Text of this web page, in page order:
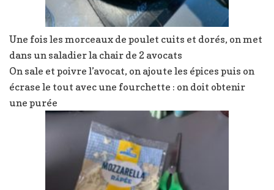
Une fois les morceaux de poulet cuits et dorés, on met
dans un saladier la chair de 2 avocats
On sale et poivre l’avocat, on ajoute les épices puis on
écrase le tout avec une fourchette : on doit obtenir
une purée